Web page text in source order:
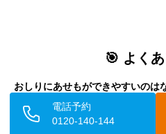
🎯 よく
おしりにあせもができやすいのは
おしりは長時間椅子や床に接触す
しにくい状態になります。また、
電話予約
0120-140-144